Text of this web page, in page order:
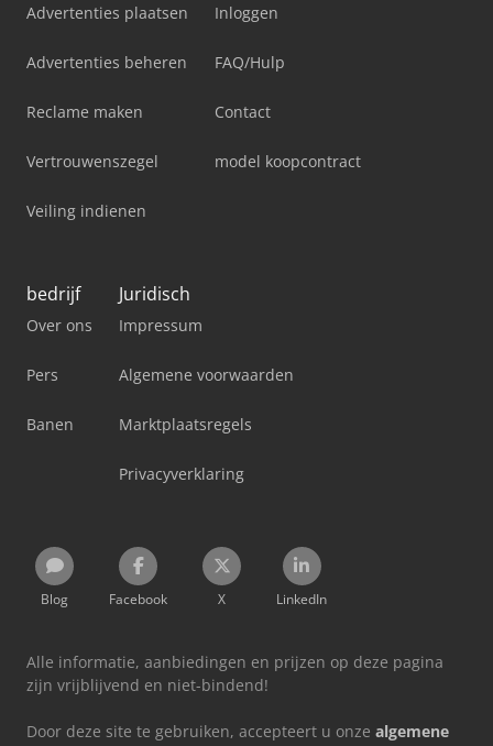
Advertenties plaatsen
Advertenties beheren
Reclame maken
Vertrouwenszegel
Veiling indienen
Inloggen
FAQ/Hulp
Contact
model koopcontract
bedrijf
Over ons
Pers
Banen
Juridisch
Impressum
Algemene voorwaarden
Marktplaatsregels
Privacyverklaring
Blog Facebook X LinkedIn
Alle informatie, aanbiedingen en prijzen op deze pagina
zijn vrijblijvend en niet-bindend!
Door deze site te gebruiken, accepteert u onze algemene